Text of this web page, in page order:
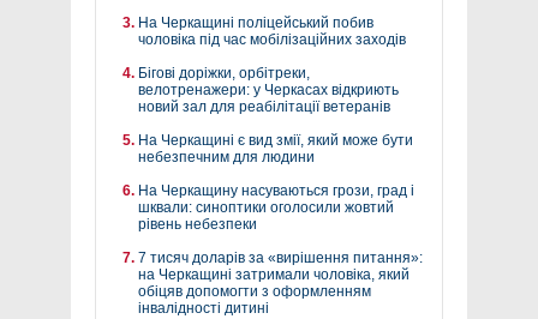
На Черкащині поліцейський побив
чоловіка під час мобілізаційних заходів
Бігові доріжки, орбітреки,
велотренажери: у Черкасах відкриють
новий зал для реабілітації ветеранів
На Черкащині є вид змії, який може бути
небезпечним для людини
На Черкащину насуваються грози, град і
шквали: синоптики оголосили жовтий
рівень небезпеки
7 тисяч доларів за «вирішення питання»:
на Черкащині затримали чоловіка, який
обіцяв допомогти з оформленням
інвалідності дитині